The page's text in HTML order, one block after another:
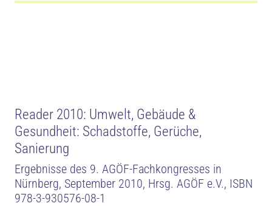
Reader 2010: Umwelt, Gebäude &
Gesundheit: Schadstoffe, Gerüche,
Sanierung
Ergebnisse des 9. AGÖF-Fachkongresses in
Nürnberg, September 2010, Hrsg. AGÖF e.V., ISBN
978-3-930576-08-1